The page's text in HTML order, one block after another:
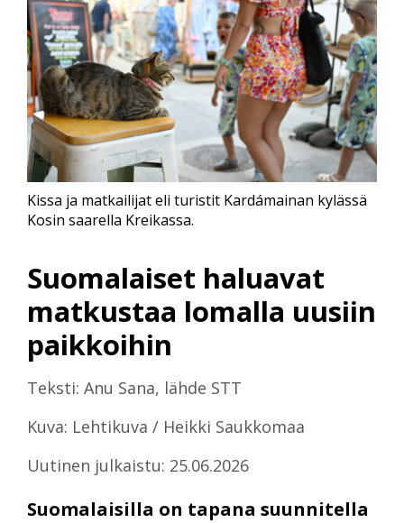
Suomalaiset haluavat
matkustaa lomalla uusiin
paikkoihin
Teksti: Anu Sana, lähde STT
Kuva: Lehtikuva / Heikki Saukkomaa
Uutinen julkaistu: 25.06.2026
Suomalaisilla on tapana suunnitella
Kissa ja matkailijat eli turistit Kardámainan kylässä
Kosin saarella Kreikassa.